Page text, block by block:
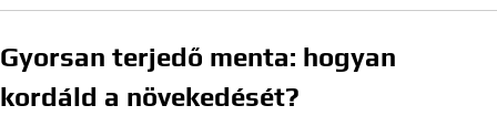
Gyorsan terjedő menta: hogyan
kordáld a növekedését?